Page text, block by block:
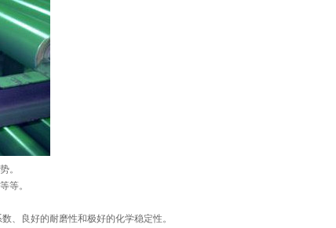
。
等。
、良好的耐磨性和极好的化学稳定性。